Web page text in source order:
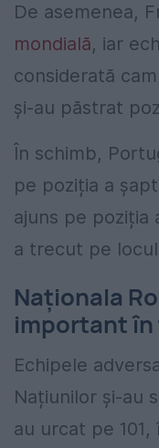
De asemenea,
mondială, iar
considerată
și-au păstrat
În schimb,
pe poziția a
ajuns pe poziția
a trecut pe
Naționala
important în
Echipele
Națiunilor și-au
au urcat pe